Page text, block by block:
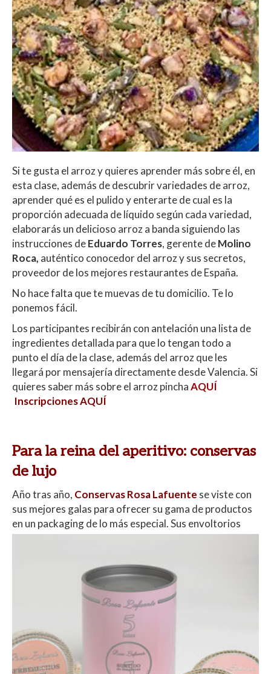
Si te gusta el arroz y quieres aprender más sobre él, en
esta clase, además de descubrir variedades de arroz,
aprender qué es el pulido y enterarte de cual es la
proporción adecuada de líquido según cada variedad,
elaborarás un delicioso arroz a banda siguiendo las
instrucciones deEduardo Torres, gerente deMolino
Roca, auténtico conocedor del arroz y sus secretos,
proveedor de los mejores restaurantes de España.
No hace falta que te muevas de tu domicilio. Te lo
ponemos fácil.
Los participantes recibirán con antelación una lista de
ingredientes detallada para que lo tengan todo a
punto el día de la clase, además del arroz que les
llegará por mensajería directamente desde Valencia. Si
quieres saber más sobre el arroz pinchaAQUÍ
InscripcionesAQUÍ
Para la reina del aperitivo: conservas
de lujo
Año tras año, Conservas Rosa Lafuente se viste con
sus mejores galas para ofrecer su gama de productos
en un packaging de lo más especial. Sus envoltorios